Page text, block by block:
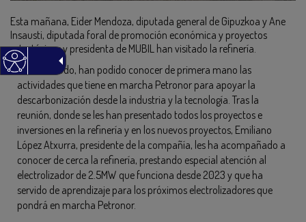
Esta mañana, Eider Mendoza, diputada general de Gipuzkoa y Ane
Insausti, diputada foral de promoción económica y proyectos
estratégicos y presidenta de MUBIL han visitado la refinería.
De este modo, han podido conocer de primera mano las
actividades que tiene en marcha Petronor para apoyar la
descarbonización desde la industria y la tecnología. Tras la
reunión, donde se les han presentado todos los proyectos e
inversiones en la refinería y en los nuevos proyectos, Emiliano
López Atxurra, presidente de la compañía, les ha acompañado a
conocer de cerca la refinería, prestando especial atención al
electrolizador de 2.5MW que funciona desde 2023 y que ha
servido de aprendizaje para los próximos electrolizadores que
pondrá en marcha Petronor.